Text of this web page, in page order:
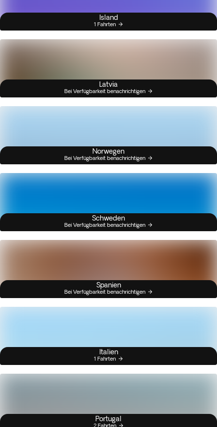
Island
1 Fahrten
Latvia
Bei Verfügbarkeit benachrichtigen
Norwegen
Bei Verfügbarkeit benachrichtigen
Schweden
Bei Verfügbarkeit benachrichtigen
Spanien
Bei Verfügbarkeit benachrichtigen
Italien
1 Fahrten
Portugal
2 Fahrten